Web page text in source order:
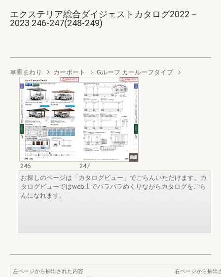
エクステリア総合ダイジェストカタログ2022－
2023 246-247(248-249)
車庫まわり カーポート Gルーフ カールーフタイプ
246
247
お探しのページは「カタログビュー」でごらんいただけます。カ
タログビューではweb上でパラパラめくりながらカタログをごら
んになれます。
左ページから抽出された内容
右ページから抽出